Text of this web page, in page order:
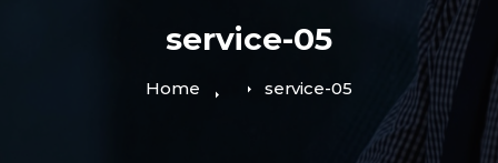
service-05
Home service-05